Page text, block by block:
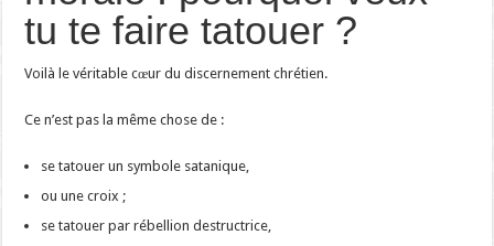
tu te faire tatouer ?
Voilà le véritable cœur du discernement chrétien.
Ce n’est pas la même chose de :
se tatouer un symbole satanique,
ou une croix ;
se tatouer par rébellion destructrice,